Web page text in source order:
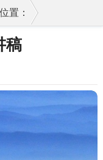
置：
稿